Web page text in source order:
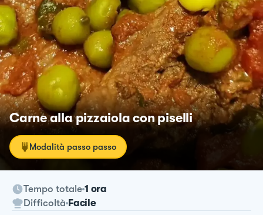
Carne alla pizzaiola con piselli
Modalità passo passo
Tempo totale 1 ora
Difficoltà Facile